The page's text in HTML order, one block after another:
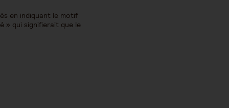
en indiquant le motif
» qui signifierait que le